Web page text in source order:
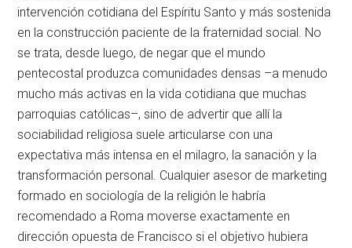
intervención cotidiana del Espíritu Santo y más sostenida
en la construcción paciente de la fraternidad social. No
se trata, desde luego, de negar que el mundo
pentecostal produzca comunidades densas –a menudo
mucho más activas en la vida cotidiana que muchas
parroquias católicas–, sino de advertir que allí la
sociabilidad religiosa suele articularse con una
expectativa más intensa en el milagro, la sanación y la
transformación personal. Cualquier asesor de marketing
formado en sociología de la religión le habría
recomendado a Roma moverse exactamente en
dirección opuesta de Francisco si el objetivo hubiera